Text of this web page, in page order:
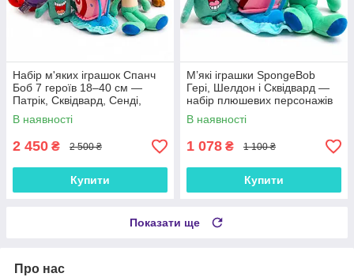
Набір м'яких іграшок Спанч
Боб 7 героїв 18–40 см —
Патрік, Сквідвард, Сенді,
Гері, Планктон, Крабс
В наявності
2 450 ₴ 2 500 ₴
Купити
М’які іграшки SpongeBob
Гері, Шелдон і Сквідвард —
набір плюшевих персонажів
В наявності
1 078 ₴ 1 100 ₴
Купити
Показати ще
Про нас